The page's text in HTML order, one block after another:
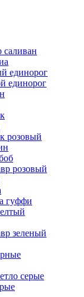
саливан
единорог
единорог
розовый
розовый
гуффи
зеленый
серые